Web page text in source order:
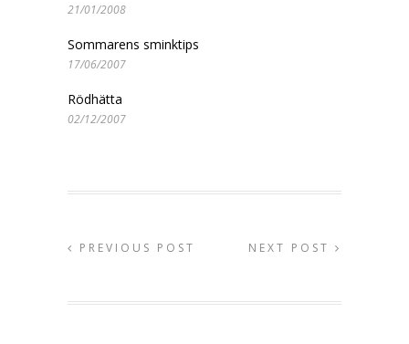
21/01/2008
Sommarens sminktips
17/06/2007
Rödhätta
02/12/2007
PREVIOUS POST NEXT POST